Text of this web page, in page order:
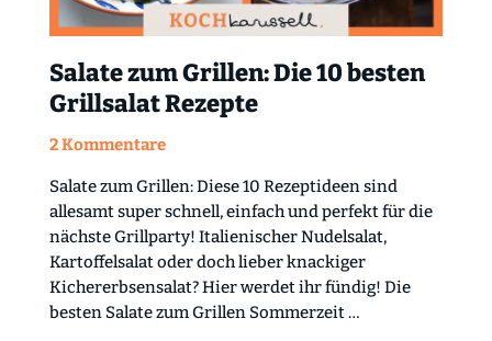
Salate zum Grillen: Die 10 besten
Grillsalat Rezepte
2 Kommentare
Salate zum Grillen: Diese 10 Rezeptideen sind
allesamt super schnell, einfach und perfekt für die
nächste Grillparty! Italienischer Nudelsalat,
Kartoffelsalat oder doch lieber knackiger
Kichererbsensalat? Hier werdet ihr fündig! Die
besten Salate zum Grillen Sommerzeit …